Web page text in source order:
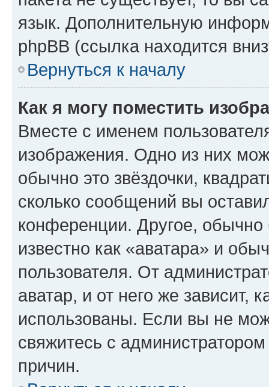
язык. Дополнительную
phpBB (ссылка находится
Вернуться к началу
Как я могу поместить
Вместе с именем
изображения. Одно из них
обычно это звёздочки,
сколько сообщений вы
конференции. Другое,
известно как «аватара» и
пользователя. От
аватар, и от него же зависит,
использованы. Если вы не
свяжитесь с
причин.